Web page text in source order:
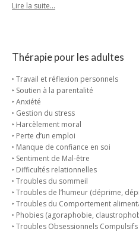
Lire la suite…
Thérapie pour les adultes
‣ Travail et réflexion personnels
‣ Soutien à la parentalité
‣ Anxiété
‣ Gestion du stress
‣ Harcèlement moral
‣ Perte d’un emploi
‣ Manque de confiance en soi
‣ Sentiment de Mal-être
‣ Difficultés relationnelles
‣ Troubles du sommeil
‣ Troubles de l’humeur (déprime,
‣ Troubles du Comportement
‣ Phobies (agoraphobie,
‣ Troubles Obsessionnels Compulsifs